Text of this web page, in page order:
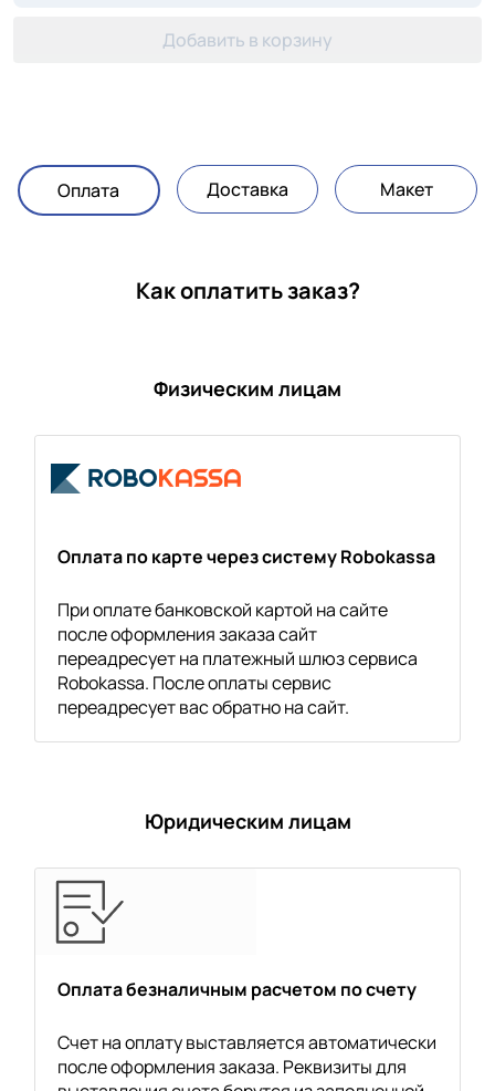
Добавить в корзину
Оплата Доставка Макет
Как оплатить заказ?
Физическим лицам
Оплата по карте через систему Robokassa
При оплате банковской картой на сайте
после оформления заказа сайт
переадресует на платежный шлюз сервиса
Robokassa. После оплаты сервис
переадресует вас обратно на сайт.
Юридическим лицам
Оплата безналичным расчетом по счету
Счет на оплату выставляется автоматически
после оформления заказа. Реквизиты для